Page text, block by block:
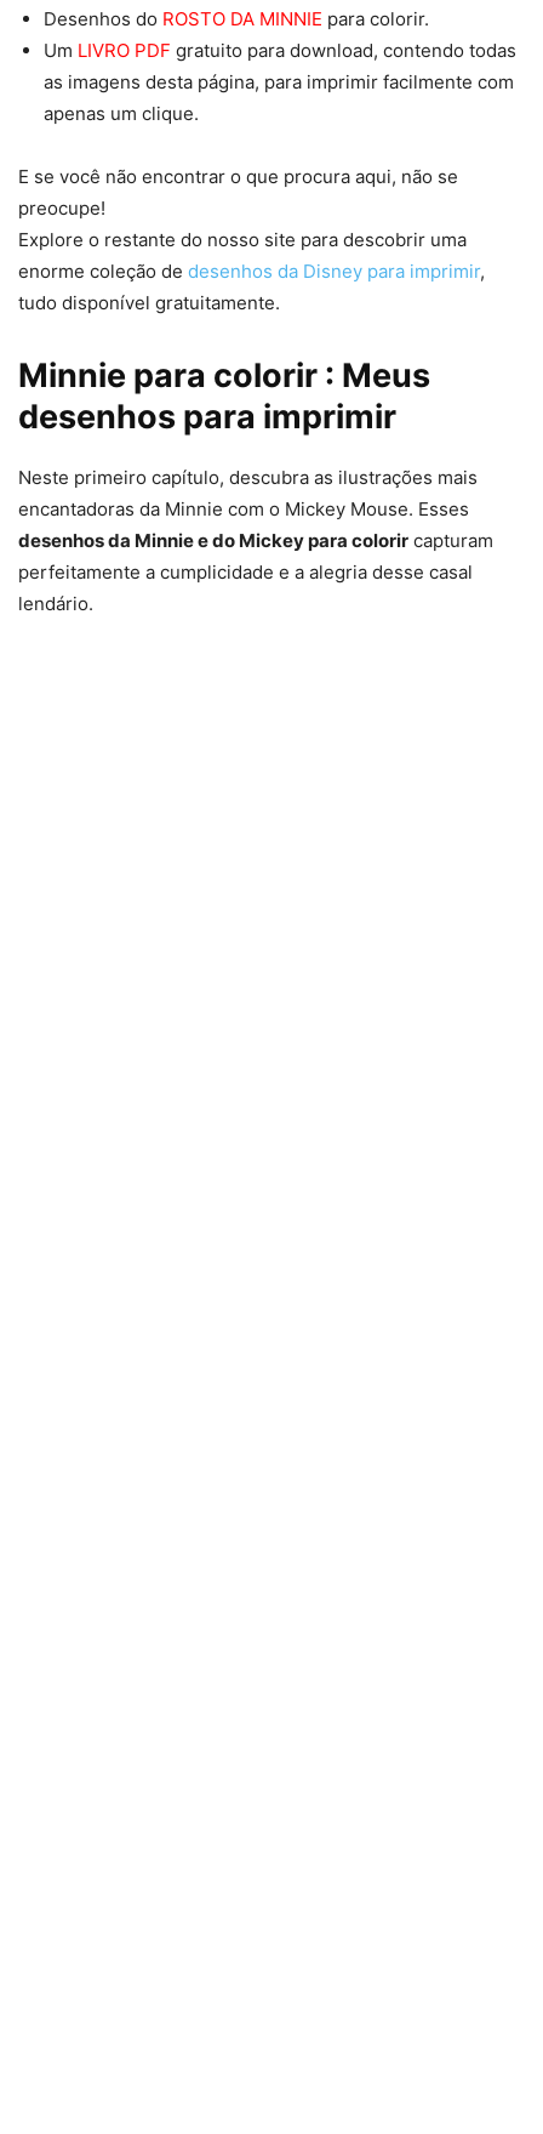
Desenhos do ROSTO DA MINNIE para colorir.
Um LIVRO PDF gratuito para download, contendo todas
as imagens desta página, para imprimir facilmente com
apenas um clique.
E se você não encontrar o que procura aqui, não se
preocupe!
Explore o restante do nosso site para descobrir uma
enorme coleção de desenhos da Disney para imprimir,
tudo disponível gratuitamente.
Minnie para colorir : Meus
desenhos para imprimir
Neste primeiro capítulo, descubra as ilustrações mais
encantadoras da Minnie com o Mickey Mouse. Esses
desenhos da Minnie e do Mickey para colorir capturam
perfeitamente a cumplicidade e a alegria desse casal
lendário.